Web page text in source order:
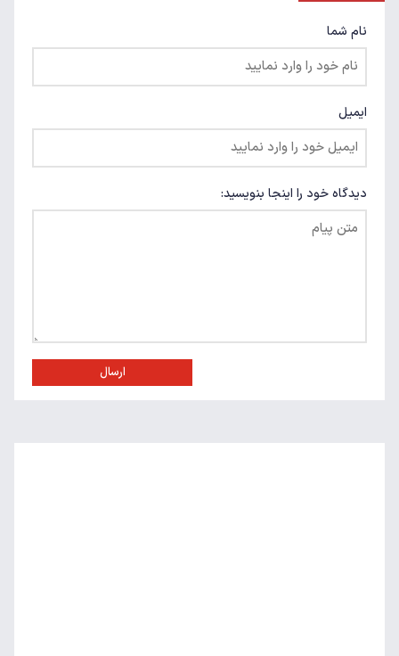
نام شما
ایمیل
دیدگاه خود را اینجا بنویسید:
ارسال